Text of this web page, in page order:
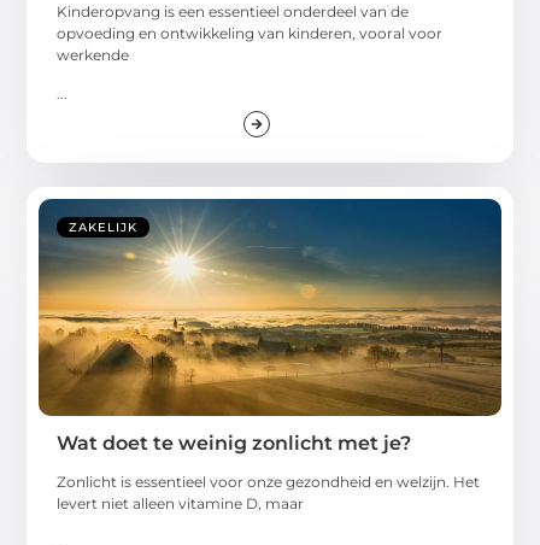
Kinderopvang is een essentieel onderdeel van de
opvoeding en ontwikkeling van kinderen, vooral voor
werkende
...
ZAKELIJK
Wat doet te weinig zonlicht met je?
Zonlicht is essentieel voor onze gezondheid en welzijn. Het
levert niet alleen vitamine D, maar